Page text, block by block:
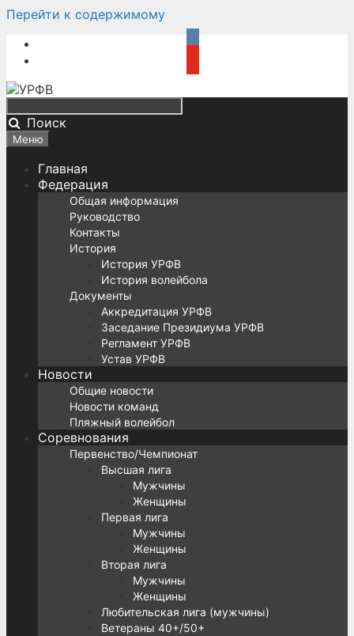
Перейти к содержимому
Поиск
Меню
Главная
Федерация
Общая информация
Руководство
Контакты
История
История УРФВ
История волейбола
Документы
Аккредитация УРФВ
Заседание Президиума УРФВ
Регламент УРФВ
Устав УРФВ
Новости
Общие новости
Новости команд
Пляжный волейбол
Соревнования
Первенство/Чемпионат
Высшая лига
Мужчины
Женщины
Первая лига
Мужчины
Женщины
Вторая лига
Мужчины
Женщины
Любительская лига (мужчины)
Ветераны 40+/50+